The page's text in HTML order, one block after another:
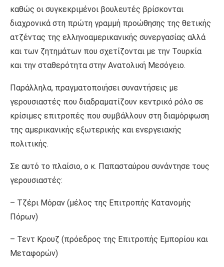
καθώς οι συγκεκριμένοι βουλευτές βρίσκονται
διαχρονικά στη πρώτη γραμμή προώθησης της θετικής
ατζέντας της ελληνοαμερικανικής συνεργασίας αλλά
και των ζητημάτων που σχετίζονται με την Τουρκία
και την σταθερότητα στην Ανατολική Μεσόγειο.
Παράλληλα, πραγματοποιήσει συναντήσεις με
γερουσιαστές που διαδραματίζουν κεντρικό ρόλο σε
κρίσιμες επιτροπές που συμβάλλουν στη διαμόρφωση
της αμερικανικής εξωτερικής και ενεργειακής
πολιτικής.
Σε αυτό το πλαίσιο, ο κ. Παπασταύρου συνάντησε τους
γερουσιαστές:
– Τζέρι Μόραν (μέλος της Επιτροπής Κατανομής
Πόρων)
– Τεντ Κρουζ (πρόεδρος της Επιτροπής Εμπορίου και
Μεταφορών)